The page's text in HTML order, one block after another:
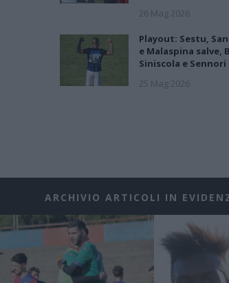
26 Mag 2026
Playout: Sestu,
e Malaspina salve,
Siniscola e Sennori
25 Mag 2026
ARCHIVIO ARTICOLI IN